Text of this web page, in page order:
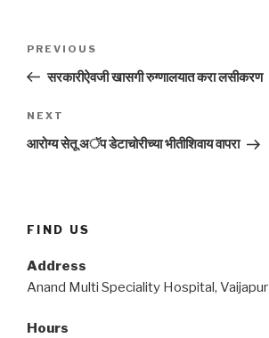
Previous
Post
PREVIOUS
सरकारीऐवजी खासगी रुग्णालयात करा लसीकरण
Next
Post
NEXT
आरोग्य सेतू अॅप डेटाचोरीच्या भीतीशिवाय वापरा
FIND US
Address
Anand Multi Speciality Hospital, Vaijapur
Hours